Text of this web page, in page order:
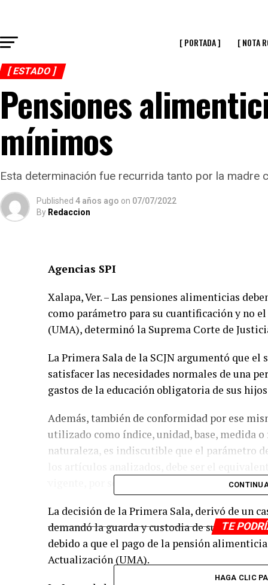
[ PORTADA ] [ NOTA
[ ESTADO ]
Pensiones
mínimos
Esta determinación fue recurrida tanto por la madre
Published 4 años ago on 07/07/2022
By Redaccion
Agencias SPI
Xalapa, Ver. – Las pensiones alimenticias
como parámetro para su cuantificación y no
(UMA), determinó la Suprema Corte de
La Primera Sala de la SCJN argumentó que
satisfacer las necesidades normales de una
gastos de la educación obligatoria de sus
Además, también de conformidad por ese
utilizado como índice, unidad, base, medida o
naturaleza, es indiscutible que el parámetro
vigente, por ser más acorde a su naturaleza y
La decisión de la Primera Sala, derivó de un
demandó la guarda y custodia de su hijo de
debido a que el pago de la pensión
Actualización (UMA).
TE
HAGA CLIC